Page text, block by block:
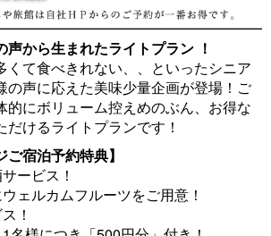
から生まれたライトプラン ！
くて食べきれない、、といったシニア
の声に応えた美味少量企画が登場！ご
的にボリューム控えめのぶん、お得な
だけるライトプランです！
ご宿泊予約特典】
ービス！
ェルカムフルーツをご用意！
！